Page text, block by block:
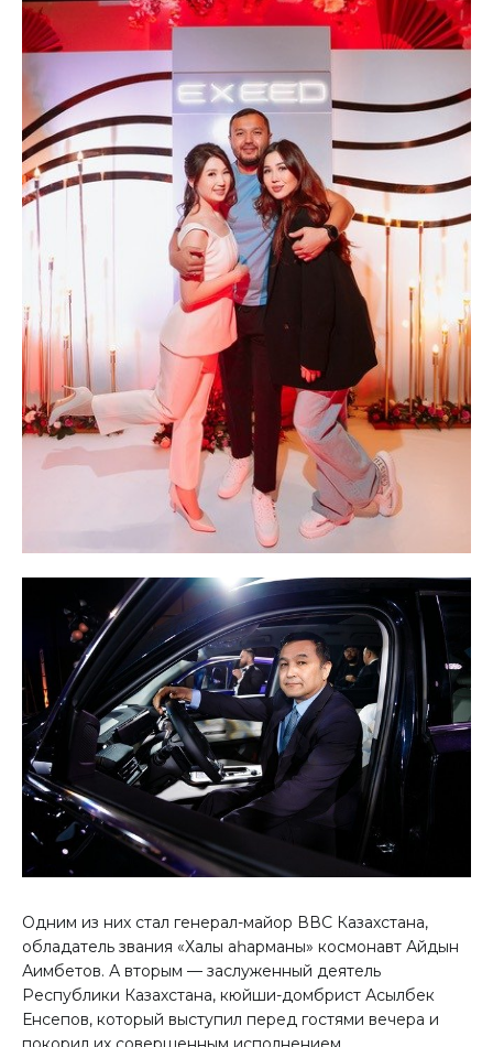
Одним из них стал генерал-майор ВВС Казахстана,
обладатель звания «Халық қаһарманы» космонавт Айдын
Аимбетов. А вторым — заслуженный деятель
Республики Казахстана, кюйши-домбрист Асылбек
Енсепов, который выступил перед гостями вечера и